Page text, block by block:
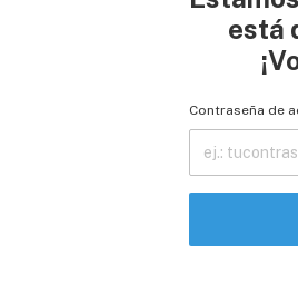
está
Contraseña de